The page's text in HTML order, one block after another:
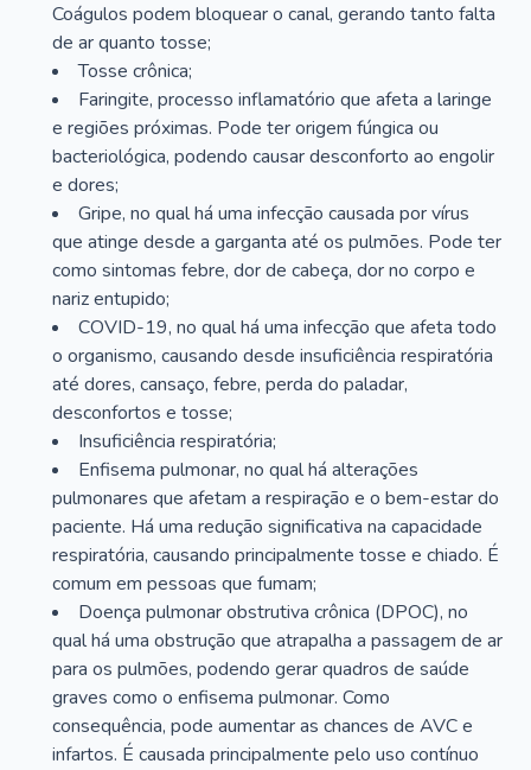
Coágulos podem bloquear o canal, gerando tanto falta
de ar quanto tosse;
Tosse crônica;
Faringite, processo inflamatório que afeta a laringe
e regiões próximas. Pode ter origem fúngica ou
bacteriológica, podendo causar desconforto ao engolir
e dores;
Gripe, no qual há uma infecção causada por vírus
que atinge desde a garganta até os pulmões. Pode ter
como sintomas febre, dor de cabeça, dor no corpo e
nariz entupido;
COVID-19, no qual há uma infecção que afeta todo
o organismo, causando desde insuficiência respiratória
até dores, cansaço, febre, perda do paladar,
desconfortos e tosse;
Insuficiência respiratória;
Enfisema pulmonar, no qual há alterações
pulmonares que afetam a respiração e o bem-estar do
paciente. Há uma redução significativa na capacidade
respiratória, causando principalmente tosse e chiado. É
comum em pessoas que fumam;
Doença pulmonar obstrutiva crônica (DPOC), no
qual há uma obstrução que atrapalha a passagem de ar
para os pulmões, podendo gerar quadros de saúde
graves como o enfisema pulmonar. Como
consequência, pode aumentar as chances de AVC e
infartos. É causada principalmente pelo uso contínuo